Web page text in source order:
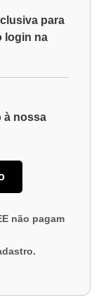
para
login na
à nossa
não pagam